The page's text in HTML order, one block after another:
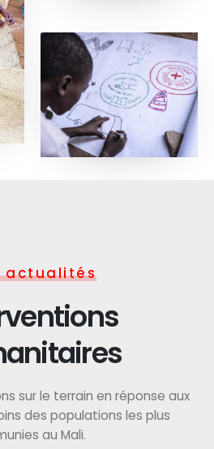
actualités
sur le terrain en réponse aux
des populations les plus
au Mali.